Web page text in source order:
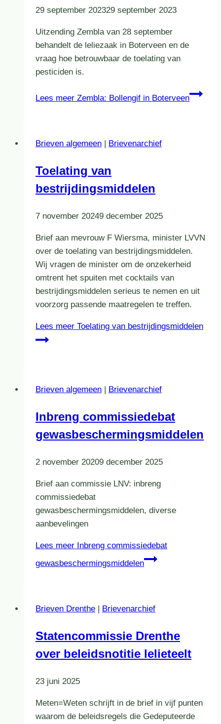
29 september 202329 september 2023
Uitzending Zembla van 28 september
behandelt de leliezaak in Boterveen en de
vraag hoe betrouwbaar de toelating van
pesticiden is.
Lees meer Zembla: Bollengif in Boterveen
Brieven algemeen | Brievenarchief
Toelating van
bestrijdingsmiddelen
7 november 20249 december 2025
Brief aan mevrouw F Wiersma, minister LVVN
over de toelating van bestrijdingsmiddelen.
Wij vragen de minister om de onzekerheid
omtrent het spuiten met cocktails van
bestrijdingsmiddelen serieus te nemen en uit
voorzorg passende maatregelen te treffen.
Lees meer Toelating van bestrijdingsmiddelen
Brieven algemeen | Brievenarchief
Inbreng commissiedebat
gewasbeschermingsmiddelen
2 november 20209 december 2025
Brief aan commissie LNV: inbreng
commissiedebat
gewasbeschermingsmiddelen, diverse
aanbevelingen
Lees meer Inbreng commissiedebat
gewasbeschermingsmiddelen
Brieven Drenthe | Brievenarchief
Statencommissie Drenthe
over beleidsnotitie lelieteelt
23 juni 2025
Meten=Weten schrijft in de brief in vijf punten
waarom de beleidsregels die Gedeputeerde